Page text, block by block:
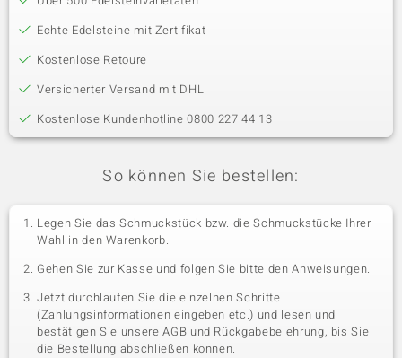
Echte Edelsteine mit Zertifikat
Kostenlose Retoure
Versicherter Versand mit DHL
Kostenlose Kundenhotline 0800 227 44 13
So können Sie bestellen:
Legen Sie das Schmuckstück bzw. die Schmuckstücke Ihrer
Wahl in den Warenkorb.
Gehen Sie zur Kasse und folgen Sie bitte den Anweisungen.
Jetzt durchlaufen Sie die einzelnen Schritte
(Zahlungsinformationen eingeben etc.) und lesen und
bestätigen Sie unsere AGB und Rückgabebelehrung, bis Sie
die Bestellung abschließen können.